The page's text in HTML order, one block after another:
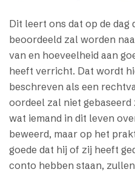
Dit leert ons dat op de dag
beoordeeld zal worden
van en hoeveelheid aan
heeft verricht. Dat wordt
beschreven als een
oordeel zal niet gebaseerd
wat iemand in dit leven
beweerd, maar op het
goede dat hij of zij heeft
conto hebben staan,